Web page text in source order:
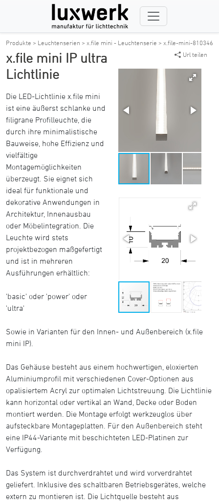
Produkte > Leuchtenserien > x.file mini - Leuchtenserie > x.file-mini-810346
Url teilen
x.file mini IP ultra
Lichtlinie
Die LED-Lichtlinie x.file mini
ist eine äußerst schlanke und
filigrane Profilleuchte, die
durch ihre minimalistische
Bauweise, hohe Effizienz und
vielfältige
Montagemöglichkeiten
überzeugt. Sie eignet sich
ideal für funktionale und
dekorative Anwendungen in
Architektur, Innenausbau
oder Möbelintegration. Die
Leuchte wird stets
projektbezogen maßgefertigt
und ist in mehreren
Ausführungen erhältlich:
'basic' oder 'power' oder
'ultra'
Sowie in Varianten für den Innen- und Außenbereich (x.file
mini IP).
Das Gehäuse besteht aus einem hochwertigen, eloxierten
Aluminiumprofil mit verschiedenen Cover-Optionen aus
opalisiertem Acryl zur optimalen Lichtstreuung. Die Lichtlinie
kann horizontal oder vertikal an Wand, Decke oder Boden
montiert werden. Die Montage erfolgt werkzeuglos über
aufsteckbare Montageplatten. Für den Außenbereich steht
eine IP44-Variante mit beschichteten LED-Platinen zur
Verfügung.
Das System ist durchverdrahtet und wird vorverdrahtet
geliefert. Inklusive des schaltbaren Betriebsgerätes, welche
extern zu montieren ist. Die Lichtquelle besteht aus